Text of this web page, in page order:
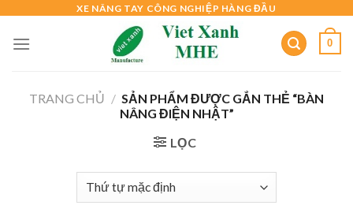
content
XE NÂNG TAY CÔNG NGHIỆP HÀNG ĐẦU
0
TRANG CHỦ / SẢN PHẨM ĐƯỢC GẮN THẺ “BÀN
NÂNG ĐIỆN NHẬT”
LỌC